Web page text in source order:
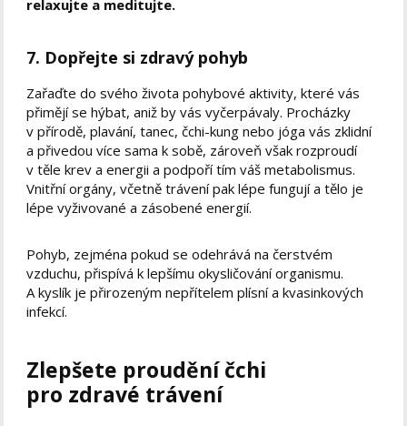
relaxujte a meditujte.
7. Dopřejte si zdravý pohyb
Zařaďte do svého života pohybové aktivity, které vás
přimějí se hýbat, aniž by vás vyčerpávaly. Procházky
v přírodě, plavání, tanec, čchi-kung nebo jóga vás zklidní
a přivedou více sama k sobě, zároveň však rozproudí
v těle krev a energii a podpoří tím váš metabolismus.
Vnitřní orgány, včetně trávení pak lépe fungují a tělo je
lépe vyživované a zásobené energií.
Pohyb, zejména pokud se odehrává na čerstvém
vzduchu, přispívá k lepšímu okysličování organismu.
A kyslík je přirozeným nepřítelem plísní a kvasinkových
infekcí.
Zlepšete proudění čchi
pro zdravé trávení